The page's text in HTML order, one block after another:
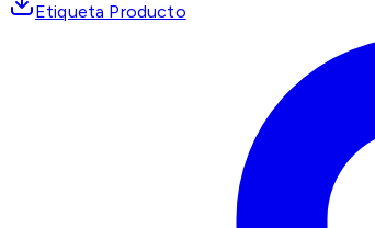
Etiqueta Producto